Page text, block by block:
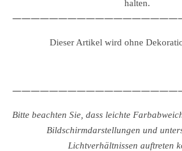
halten.
Dieser Artikel wird ohne
Bitte beachten Sie, dass leichte
Bildschirmdarstellungen und
Lichtverhältnissen auftreten